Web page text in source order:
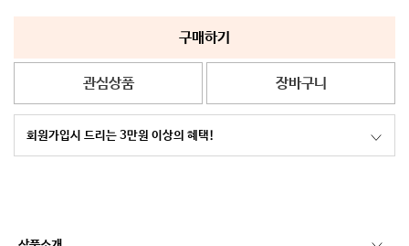
구매하기
관심상품 장바구니
회원가입시 드리는 3만원 이상의 혜택!